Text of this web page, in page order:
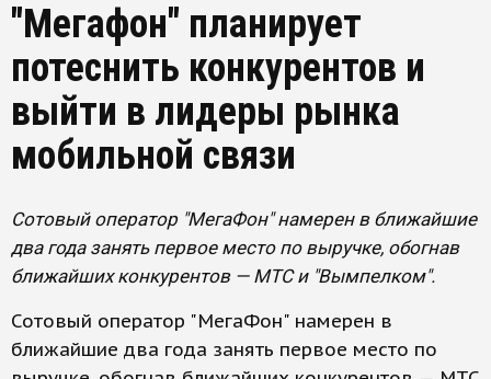
"Мегафон" планирует
потеснить конкурентов и
выйти в лидеры рынка
мобильной связи
Сотовый оператор "МегаФон" намерен в ближайшие
два года занять первое место по выручке, обогнав
ближайших конкурентов — МТС и "Вымпелком".
Сотовый оператор "МегаФон" намерен в
ближайшие два года занять первое место по